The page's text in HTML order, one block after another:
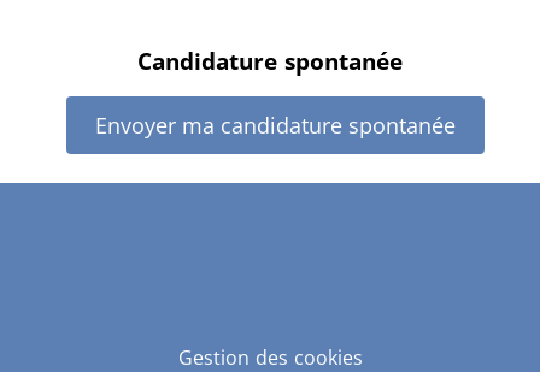
Candidature spontanée
Envoyer ma candidature spontanée
Gestion des cookies